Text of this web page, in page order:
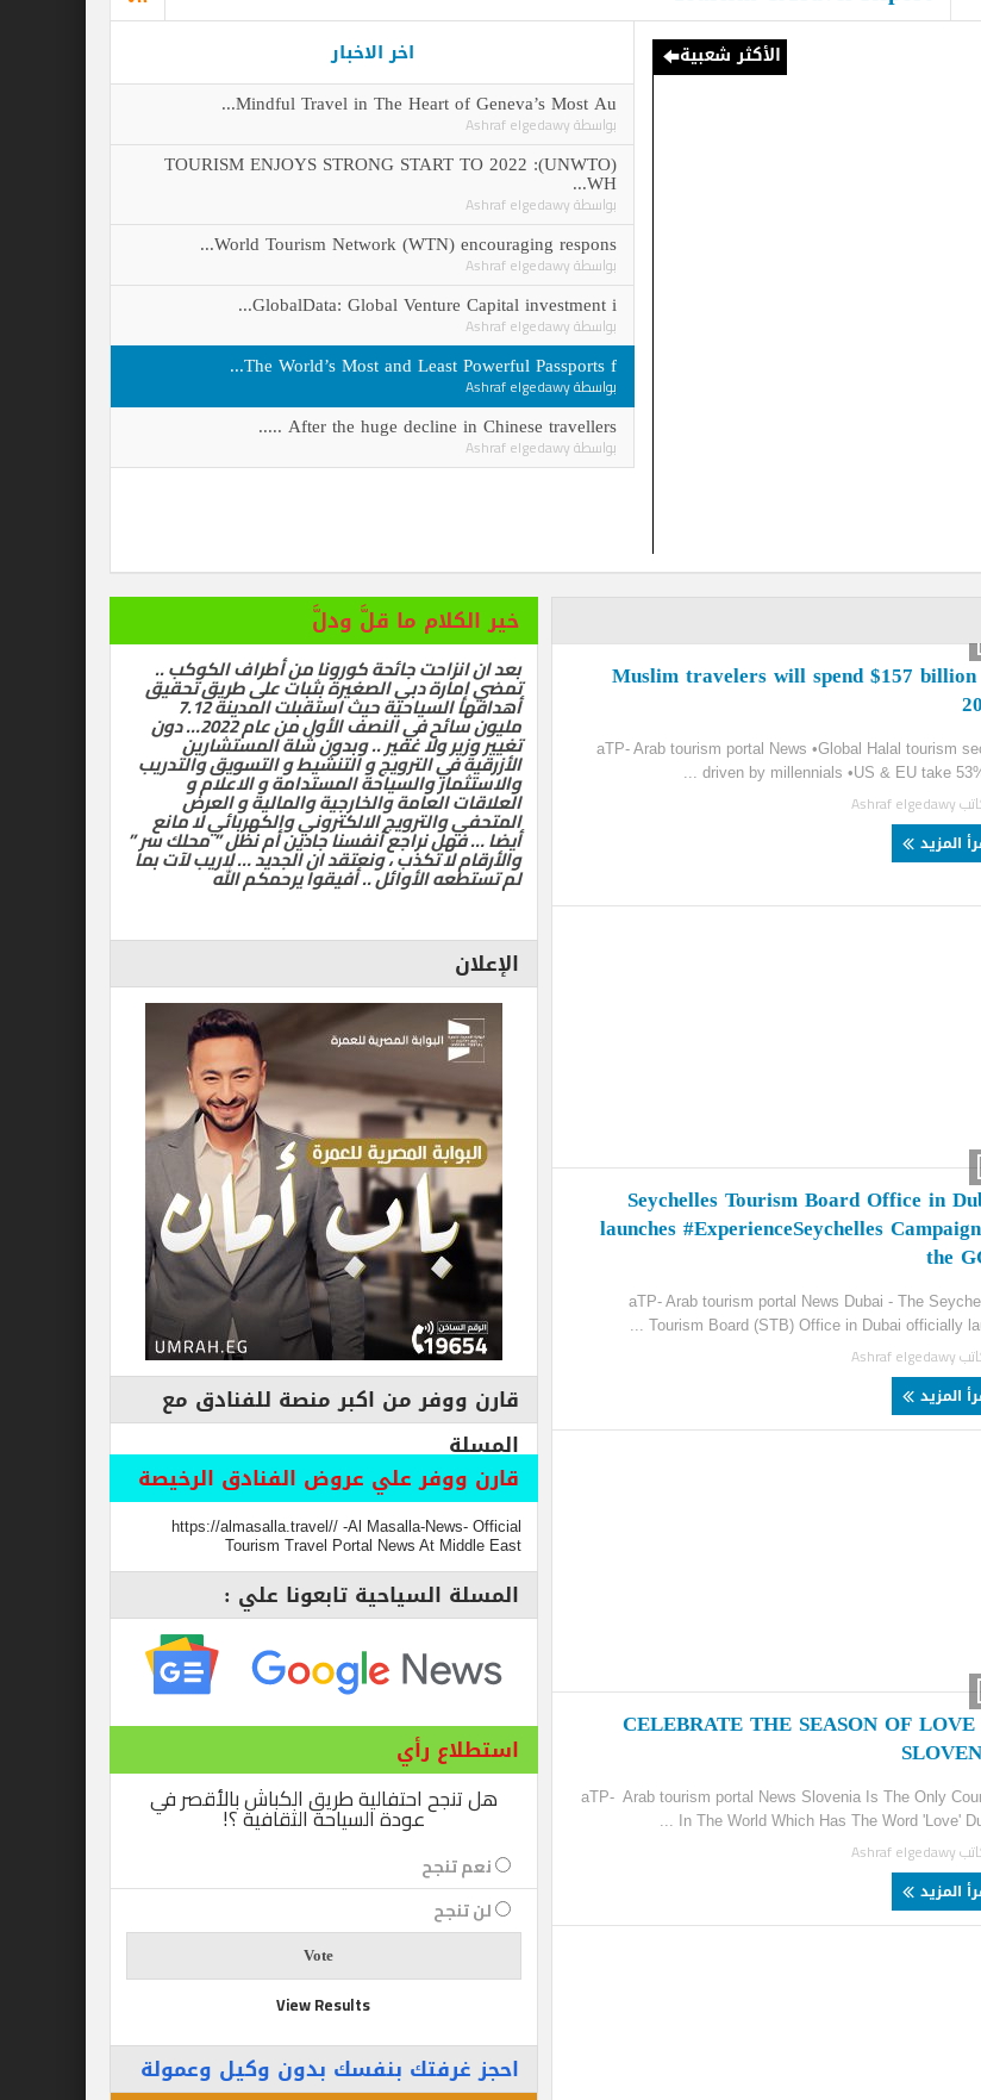
الأكثر شعبية
اخر الاخبار
Mindful Travel in The Heart of Geneva’s Most Au...
Ashraf elgedawy
(UNWTO): TOURISM ENJOYS STRONG START TO 2022
Ashraf elgedawy
World Tourism Network (WTN) encouraging respons...
Ashraf elgedawy
GlobalData: Global Venture Capital investment i...
Ashraf elgedawy
The World’s Most and Least Powerful Passports f...
Ashraf elgedawy
After the huge decline in Chinese travellers .....
Ashraf elgedawy
Muslim travelers will spend
aTP- Arab tourism portal News •Global
driven by millennials •US &
Ashraf
Seychelles Tourism Board
launches #ExperienceSeychelles
aTP- Arab tourism portal News Dubai -
Tourism Board (STB) Office in Dubai
Ashraf
CELEBRATE THE SEASON
aTP- Arab tourism portal News Slovenia Is
In The World Which Has The
Ashraf
خير الكلام ما قلَّ ودلَّ
بعد ان انزاحت جائحة كورونا من أطراف الكوكب ..
تمضي إمارة دبي الصغيرة بثبات على طريق تحقيق
أهدافها السياحية حيث استقبلت المدينة 7.12
مليون سائح في النصف الأول من عام 2022… دون
تغيير وزير ولا غفير .. وبدون شلة المستشارين
الأزرقية في الترويج و التنشيط و التسويق والتدريب
والاستثمار والسياحة المستدامة و الاعلام و
العلاقات العامة والخارجية والمالية و العرض
المتحفي والترويج الالكتروني والكهربائي لا مانع
أيضا … فهل نراجع أنفسنا جادين أم نظل ” محلك سر ”
والأرقام لا تكذب ، ونعتقد ان الجديد … لاريب لآت بما
لم تستطعه الأوائل .. أفيقوا يرحمكم الله
قارن ووفر من اكبر منصة للفنادق مع
المسلة
قارن ووفر علي عروض الفنادق الرخيصة
https://almasalla.travel// -Al Masalla-News- Official
Tourism Travel Portal News At Middle East
المسلة السياحية تابعونا علي :
استطلاع رأي
هل تنجح احتفالية طريق الكباش بالأقصر في
عودة السياحة الثقافية ؟!
نعم تنجح
View Results
احجز غرفتك بنفسك بدون وكيل وعمولة